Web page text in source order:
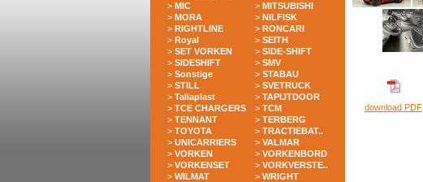
> MIC > MITSUBISHI
> MORA > NILFISK
> RIGHTLINE > RONCARI
> Royal > SEITH
> SET VORKEN > SIDE-SHIFT
> SIDESHIFT > SMV
> Sonstige > STABAU
> STILL > SVETRUCK
> Taliaplast > TAPIJTDOOR
> TCE CHARGERS > TCM
> TENNANT > TERBERG
> TOYOTA > TRACTIEBAT..
> UNICARRIERS > VALMAR
> VORKEN > VORKENBORD
> VORKENSET > VORKVERSTE..
> WILMAT > WRIGHT
download PDF